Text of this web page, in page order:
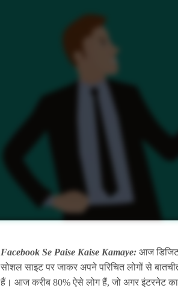
Facebook Se Paise Kaise Kamaye: आज
सोशल साइट पर जाकर अपने परिचित लोगों से
हैं। आज करीब 80% ऐसे लोग हैं, जो अगर इंटरनेट